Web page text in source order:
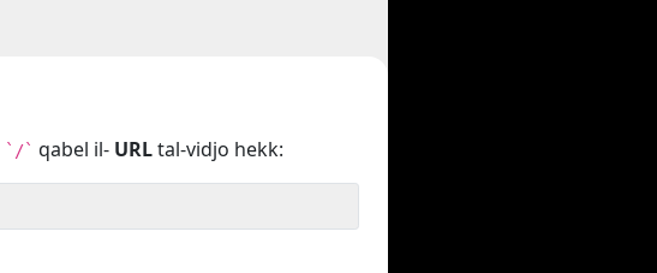
`/` qabel il- URLtal-vidjo hekk: